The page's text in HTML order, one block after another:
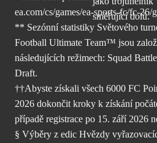
ea.com/cs/games/ea-sports-fc/fc-26/
** Sezónní statistiky Světového
Football Ultimate Team™ jsou
následujících režimech: Squad
Draft.
††Abyste získali všech 6000 FC
2026 dokončit kroky k získání
případě registrace po 15. září 2026
§ Výběry z edic Hvězdy